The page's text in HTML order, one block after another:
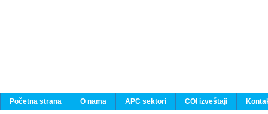
Početna strana O nama APC sektori COI izveštaji